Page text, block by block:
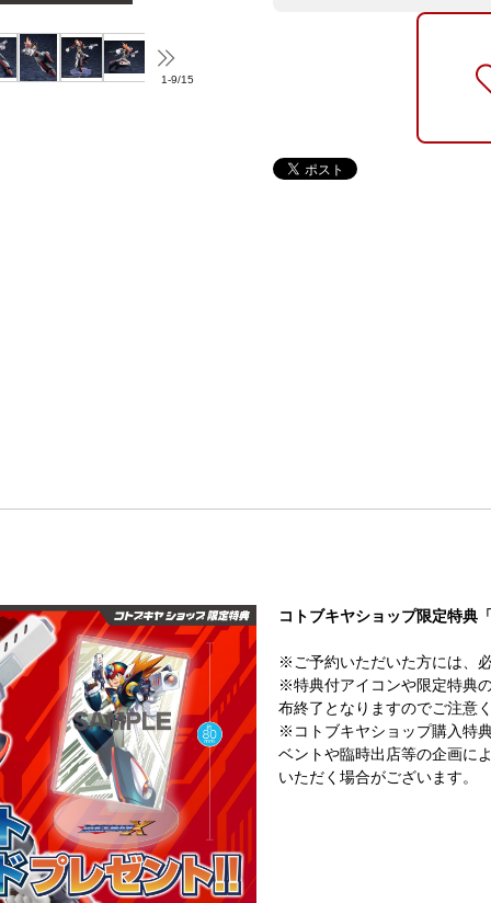
1-9/15
コトブキヤショップ限定特典
※ご予約いただいた方には、
※特典付アイコンや限定特典
布終了となりますのでご注意
※コトブキヤショップ購入特
ベントや臨時出店等の企画に
いただく場合がございます。